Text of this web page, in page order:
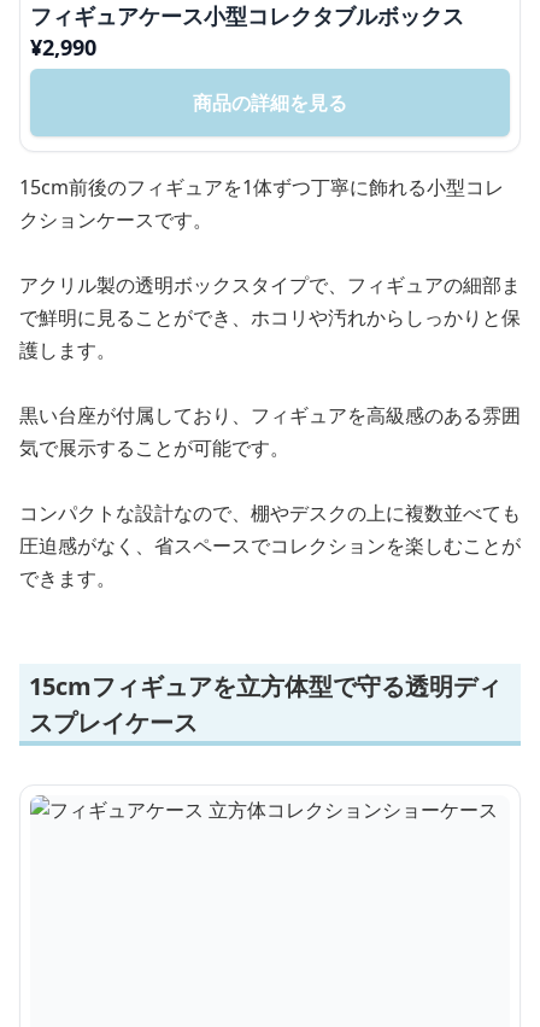
フィギュアケース小型コレクタブルボックス
¥2,990
商品の詳細を見る
15cm前後のフィギュアを1体ずつ丁寧に飾れる小型コレ
クションケースです。
アクリル製の透明ボックスタイプで、フィギュアの細部ま
で鮮明に見ることができ、ホコリや汚れからしっかりと保
護します。
黒い台座が付属しており、フィギュアを高級感のある雰囲
気で展示することが可能です。
コンパクトな設計なので、棚やデスクの上に複数並べても
圧迫感がなく、省スペースでコレクションを楽しむことが
できます。
15cmフィギュアを立方体型で守る透明ディ
スプレイケース